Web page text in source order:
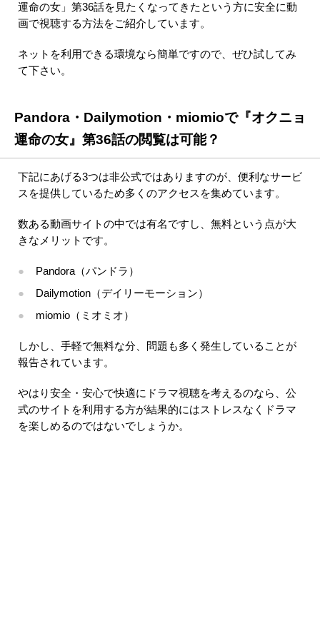
運命の女」第36話を見たくなってきたという方に安全に動
画で視聴する方法をご紹介しています。
ネットを利用できる環境なら簡単ですので、ぜひ試してみ
て下さい。
Pandora・Dailymotion・miomioで『オクニョ
運命の女』第36話の閲覧は可能？
下記にあげる3つは非公式ではありますのが、便利なサービ
スを提供しているため多くのアクセスを集めています。
数ある動画サイトの中では有名ですし、無料という点が大
きなメリットです。
Pandora（パンドラ）
Dailymotion（デイリーモーション）
miomio（ミオミオ）
しかし、手軽で無料な分、問題も多く発生していることが
報告されています。
やはり安全・安心で快適にドラマ視聴を考えるのなら、公
式のサイトを利用する方が結果的にはストレスなくドラマ
を楽しめるのではないでしょうか。